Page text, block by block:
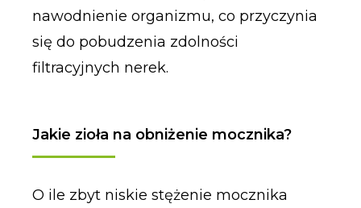
nawodnienie organizmu, co przyczynia
się do pobudzenia zdolności
filtracyjnych nerek.
Jakie zioła na obniżenie mocznika?
O ile zbyt niskie stężenie mocznika